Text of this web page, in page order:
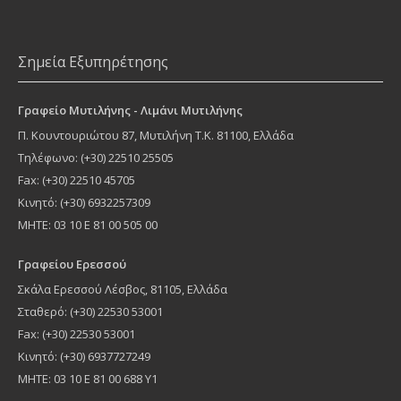
Σημεία Εξυπηρέτησης
Γραφείο Μυτιλήνης - Λιμάνι Μυτιλήνης
Π. Κουντουριώτου 87, Μυτιλήνη Τ.Κ. 81100, Ελλάδα
Τηλέφωνο: (+30) 22510 25505
Fax: (+30) 22510 45705
Κινητό: (+30) 6932257309
MHTE: 03 10 Ε 81 00 505 00
Γραφείου Ερεσσού
Σκάλα Ερεσσού Λέσβος, 81105, Ελλάδα
Σταθερό: (+30) 22530 53001
Fax: (+30) 22530 53001
Κινητό: (+30) 6937727249
ΜΗΤΕ: 03 10 Ε 81 00 688 Υ1